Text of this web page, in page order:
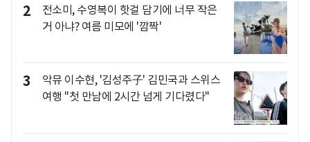
2
전소미, 수영복이 핫걸 담기에 너무 작은
거 아냐? 여름 미모에 '깜짝'
3
악뮤 이수현, '김성주子' 김민국과 스위스
여행 "첫 만남에 2시간 넘게 기다렸다"